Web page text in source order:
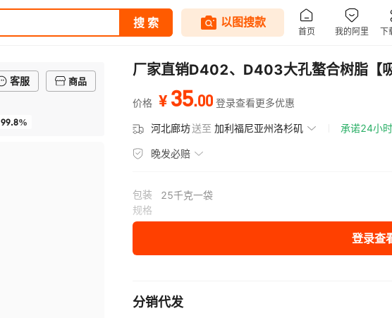
客服 商品
99.8%
厂家直销D402、D403大孔螯合树脂【
价格 ¥ 35.00 登录查看更多优惠
河北廊坊送至 加利福尼亚州洛杉矶 承诺24小
晚发必赔
包装
规格
25千克一袋
登录查
分销代发